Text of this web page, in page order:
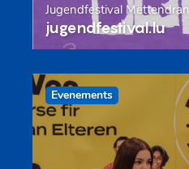
Jugendfestival Mëttendran
jugendfestival.lu
Evenements